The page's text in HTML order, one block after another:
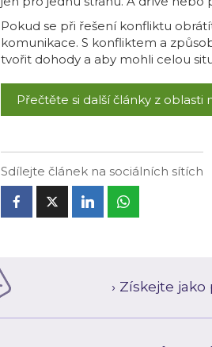
Pokud se při řešení konfliktu
komunikace. S konfliktem a
tvořit dohody a aby mohli celou
Přečtěte si další články z oblasti
Sdílejte článek na sociálních sítích
› Získejte